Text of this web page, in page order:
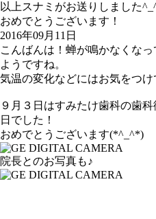
以上スナミがお送りしました
おめでとうございます！
2016年09月11日
こんばんは！蝉が鳴かなくな
ようですね。
気温の変化などにはお気をつけ
９月３日はすみたけ歯科の歯
日でした！
おめでとうございます(*^_^*)
院長とのお写真も♪